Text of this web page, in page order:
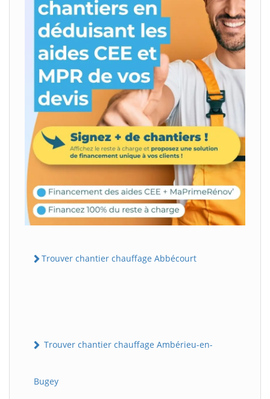
Trouver chantier chauffage Abbécourt
Trouver chantier chauffage Ambérieu-en-
Bugey